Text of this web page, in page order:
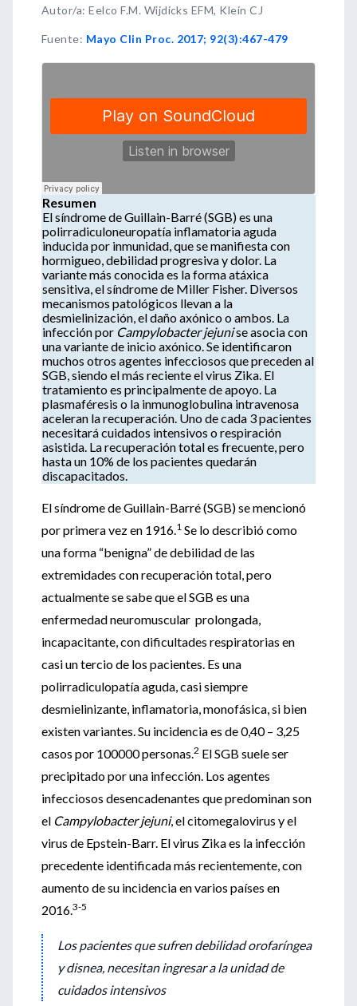
Autor/a: Eelco F.M. Wijdicks EFM, Klein CJ
Fuente: Mayo Clin Proc. 2017; 92(3):467-479
Resumen
El síndrome de Guillain-Barré (SGB) es una
polirradiculoneuropatía inflamatoria aguda
inducida por inmunidad, que se manifiesta con
hormigueo, debilidad progresiva y dolor. La
variante más conocida es la forma atáxica
sensitiva, el síndrome de Miller Fisher. Diversos
mecanismos patológicos llevan a la
desmielinización, el daño axónico o ambos. La
infección por Campylobacter jejunise asocia con
una variante de inicio axónico. Se identificaron
muchos otros agentes infecciosos que preceden al
SGB, siendo el más reciente el virus Zika. El
tratamiento es principalmente de apoyo. La
plasmaféresis o la inmunoglobulina intravenosa
aceleran la recuperación. Uno de cada 3 pacientes
necesitará cuidados intensivos o respiración
asistida. La recuperación total es frecuente, pero
hasta un 10% de los pacientes quedarán
discapacitados.
El síndrome de Guillain-Barré (SGB) se mencionó
por primera vez en 1916.1 Se lo describió como
una forma “benigna” de debilidad de las
extremidades con recuperación total, pero
actualmente se sabe que el SGB es una
enfermedad neuromuscular prolongada,
incapacitante, con dificultades respiratorias en
casi un tercio de los pacientes. Es una
polirradiculopatía aguda, casi siempre
desmielinizante, inflamatoria, monofásica, si bien
existen variantes. Su incidencia es de 0,40 – 3,25
casos por 100000 personas.2 El SGB suele ser
precipitado por una infección. Los agentes
infecciosos desencadenantes que predominan son
el Campylobacter jejuni, el citomegalovirus y el
virus de Epstein-Barr. El virus Zika es la infección
precedente identificada más recientemente, con
aumento de su incidencia en varios países en
2016.3-5
Los pacientes que sufren debilidad orofaríngea
y disnea, necesitan ingresar a la unidad de
cuidados intensivos